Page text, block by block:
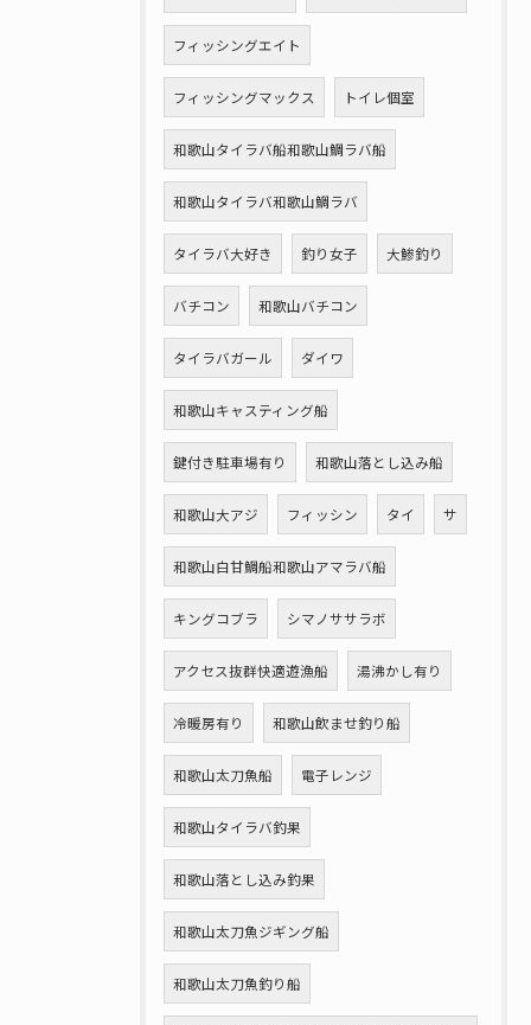
フィッシングエイト
フィッシングマックス トイレ個室
和歌山タイラバ船和歌山鯛ラバ船
和歌山タイラバ和歌山鯛ラバ
タイラバ大好き 釣り女子 大鯵釣り
バチコン 和歌山バチコン
タイラバガール ダイワ
和歌山キャスティング船
鍵付き駐車場有り 和歌山落とし込み船
和歌山大アジ フィッシン タイ サ
和歌山白甘鯛船和歌山アマラバ船
キングコブラ シマノササラボ
アクセス抜群快適遊漁船 湯沸かし有り
冷暖房有り 和歌山飲ませ釣り船
和歌山太刀魚船 電子レンジ
和歌山タイラバ釣果
和歌山落とし込み釣果
和歌山太刀魚ジギング船
和歌山太刀魚釣り船